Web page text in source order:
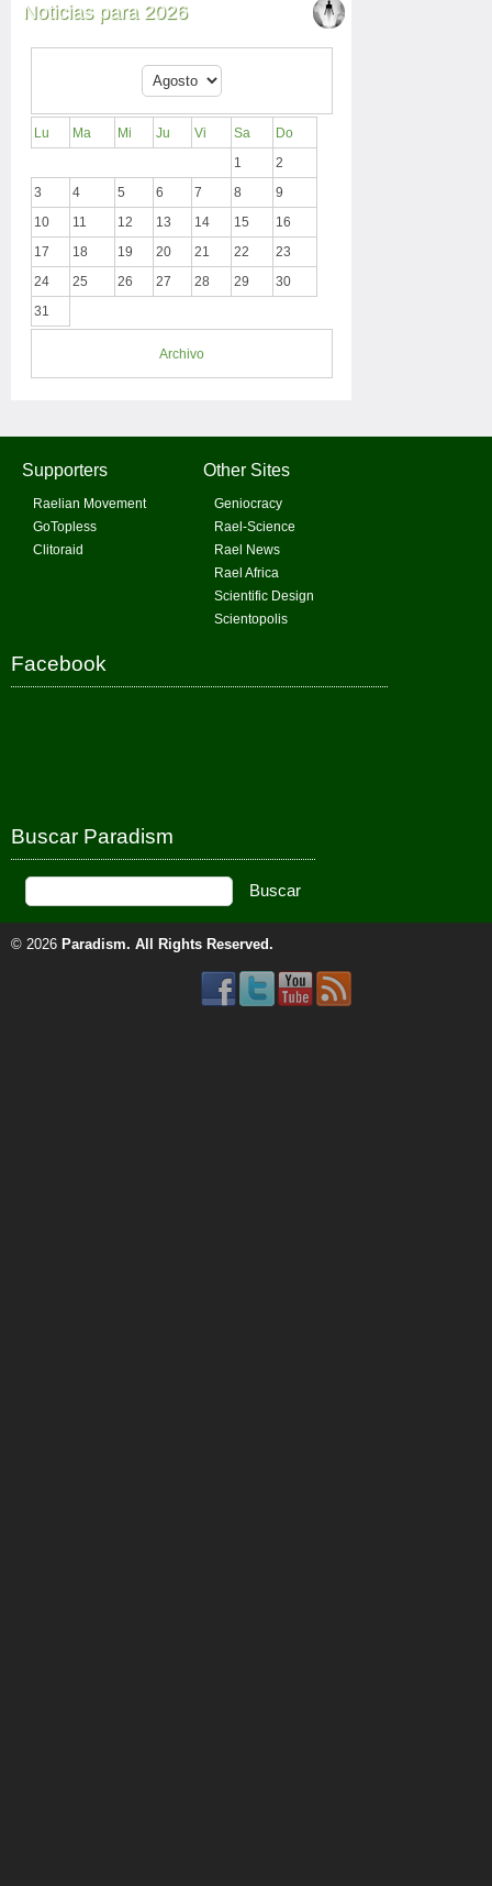
Noticias para 2026
Lu Ma Mi Ju Vi Sa
Do
1
2
3
4 5 6 7 8
9
10
11 12 13 14 15
16
17
18 19 20 21 22
23
24
25 26 27 28 29
30
31
Archivo
Supporters
Raelian Movement
GoTopless
Clitoraid
Other Sites
Geniocracy
Rael-Science
Rael News
Rael Africa
Scientific Design
Scientopolis
Facebook
Buscar Paradism
© 2026 Paradism. All Rights Reserved.